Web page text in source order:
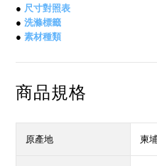
● 尺寸對照表
● 洗滌標籤
● 素材種類
商品規格
原產地 柬